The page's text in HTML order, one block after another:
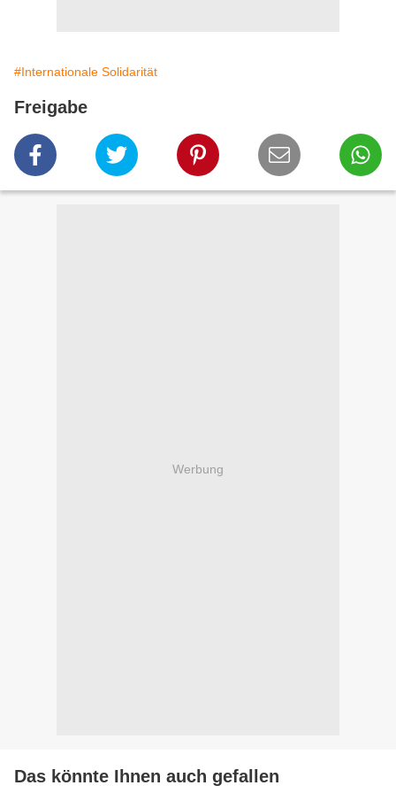
#Internationale Solidarität
Freigabe
Werbung
Das könnte Ihnen auch gefallen